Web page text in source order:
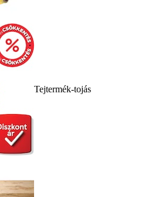
Tejtermék-tojás